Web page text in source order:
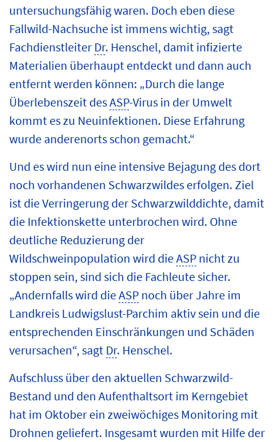
untersuchungsfähig waren. Doch eben diese
Fallwild-Nachsuche ist immens wichtig, sagt
Fachdienstleiter Dr. Henschel, damit infizierte
Materialien überhaupt entdeckt und dann auch
entfernt werden können: „Durch die lange
Überlebenszeit desASP-Virus in der Umwelt
kommt es zu Neuinfektionen. Diese Erfahrung
wurde anderenorts schon gemacht.“
Und es wird nun eine intensive Bejagung des dort
noch vorhandenen Schwarzwildes erfolgen. Ziel
ist die Verringerung der Schwarzwilddichte, damit
die Infektionskette unterbrochen wird. Ohne
deutliche Reduzierung der
Wildschweinpopulation wird dieASP nicht zu
stoppen sein, sind sich die Fachleute sicher.
„Andernfalls wird dieASP noch über Jahre im
Landkreis Ludwigslust-Parchim aktiv sein und die
entsprechenden Einschränkungen und Schäden
verursachen“, sagt Dr. Henschel.
Aufschluss über den aktuellen Schwarzwild-
Bestand und den Aufenthaltsort im Kerngebiet
hat im Oktober ein zweiwöchiges Monitoring mit
Drohnen geliefert. Insgesamt wurden mit Hilfe der